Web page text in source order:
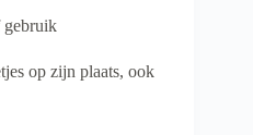
gebruik
op zijn plaats, ook